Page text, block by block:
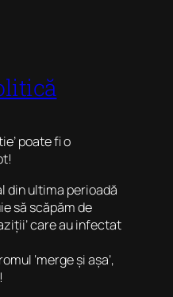
poate fi o
din ultima perioadă
să scăpăm de
care au infectat
‘merge și așa’,